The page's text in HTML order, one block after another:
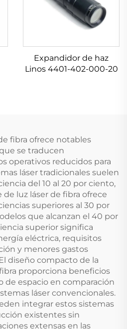
Expandidor de haz
Linos 4401-402-000-20
fibra ofrece notables
se traducen
operativos reducidos para
láser tradicionales suelen
del 10 al 20 por ciento,
luz láser de fibra ofrece
superiores al 30 por
que alcanzan el 40 por
superior significa
eléctrica, requisitos
y menores gastos
diseño compacto de la
proporciona beneficios
de espacio en comparación
láser convencionales.
integrar estos sistemas
existentes sin
extensas en las